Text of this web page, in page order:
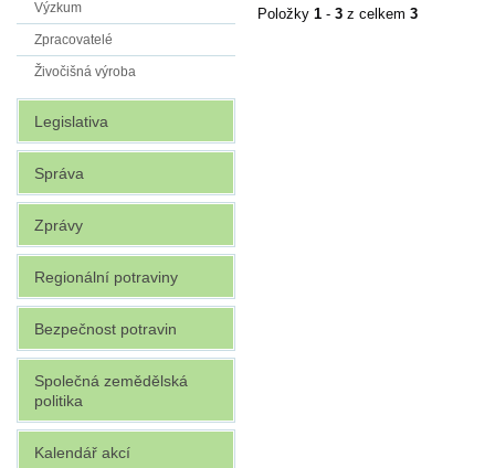
Položky 1 - 3 z celkem 3
Výzkum
Zpracovatelé
Živočišná výroba
Legislativa
Správa
Zprávy
Regionální potraviny
Bezpečnost potravin
Společná zemědělská
politika
Kalendář akcí